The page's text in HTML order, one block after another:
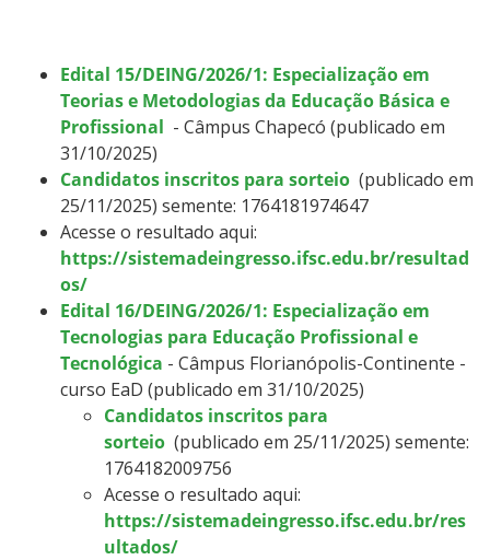
Edital 15/DEING/2026/1: Especialização em
Teorias e Metodologias da Educação Básica e
Profissional - Câmpus Chapecó (publicado em
31/10/2025)
Candidatos inscritos para sorteio (publicado em
25/11/2025) semente: 1764181974647
Acesse o resultado aqui:
https://sistemadeingresso.ifsc.edu.br/resultad
os/
Edital 16/DEING/2026/1: Especialização em
Tecnologias para Educação Profissional e
Tecnológica - Câmpus Florianópolis-Continente -
curso EaD (publicado em 31/10/2025)
Candidatos inscritos para
sorteio (publicado em 25/11/2025) semente:
1764182009756
Acesse o resultado aqui:
https://sistemadeingresso.ifsc.edu.br/res
ultados/